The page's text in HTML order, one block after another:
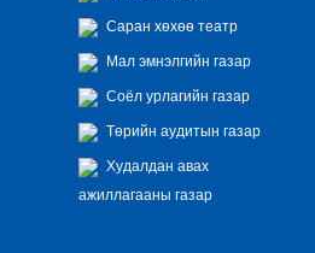
Саран хөхөө театр
Мал эмнэлгийн газар
Соёл урлагийн газар
Төрийн аудитын газар
Худалдан авах
ажиллагааны газар